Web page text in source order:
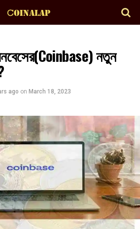
নতুন
ago on March 18, 2023